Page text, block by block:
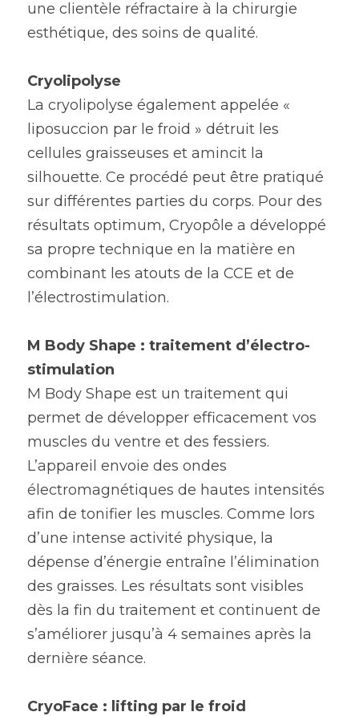
une clientèle réfractaire à la chirurgie
esthétique, des soins de qualité.
Cryolipolyse
La cryolipolyse également appelée «
liposuccion par le froid » détruit les
cellules graisseuses et amincit la
silhouette. Ce procédé peut être pratiqué
sur différentes parties du corps. Pour des
résultats optimum, Cryopôle a développé
sa propre technique en la matière en
combinant les atouts de la CCE et de
l’électrostimulation.
M Body Shape : traitement d’électro-
stimulation
M Body Shape est un traitement qui
permet de développer efficacement vos
muscles du ventre et des fessiers.
L’appareil envoie des ondes
électromagnétiques de hautes intensités
afin de tonifier les muscles. Comme lors
d’une intense activité physique, la
dépense d’énergie entraîne l’élimination
des graisses. Les résultats sont visibles
dès la fin du traitement et continuent de
s’améliorer jusqu’à 4 semaines après la
dernière séance.
CryoFace : lifting par le froid